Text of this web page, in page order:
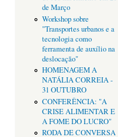
de Março
Workshop sobre
"Transportes urbanos e a
tecnologia como
ferramenta de auxílio na
deslocação"
HOMENAGEM A
NATÁLIA CORREIA -
31 OUTUBRO
CONFERÊNCIA: "A
CRISE ALIMENTAR E
A FOME DO LUCRO"
RODA DE CONVERSA